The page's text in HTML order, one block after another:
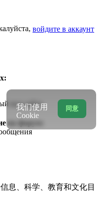
войдите в аккаунт
код сайта
на форум:
息、科学、教育和文化目
同意
我们使用
Cookie